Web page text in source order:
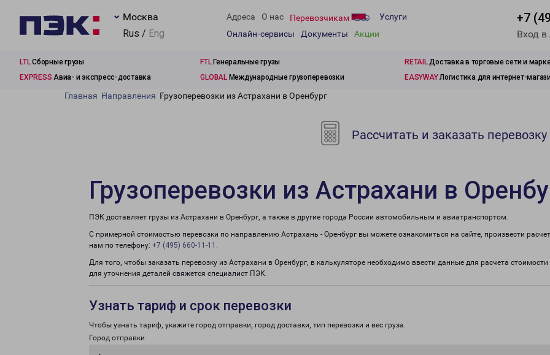
Москва
Rus / Eng
Адреса О нас Перевозчикам
Услуги
Онлайн-сервисы
Документы Акции
+7
Вход
LTLСборные грузы FTLГенеральные грузы RETAILДоставка в торговые сети и
EXPRESS Авиа- и экспресс-доставка GLOBALМеждународные грузоперевозки EASYWAYЛогистика для интернет-
Главная Направления Грузоперевозки из Астрахани в Оренбург
Рассчитать и заказать перевозку
Грузоперевозки из Астрахани в
ПЭК доставляет грузы из Астрахани в Оренбург, а также в другие города России автомобильным и авиатранспортом.
С примерной стоимостью перевозки по направлению Астрахань - Оренбург вы можете ознакомиться на сайте, произвести
нам по телефону: +7 (495) 660-11-11 .
Для того, чтобы заказать перевозку из Астрахани в Оренбург, в калькуляторе необходимо ввести данные для расчета
для уточнения деталей свяжется специалист ПЭК.
Узнать тариф и срок перевозки
Чтобы узнать тариф, укажите город отправки, город доставки, тип перевозки и вес груза.
Город отправки